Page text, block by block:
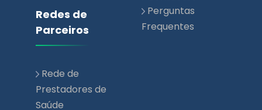
Rede de
Prestadores de
Rede Parceiros
Comerciais